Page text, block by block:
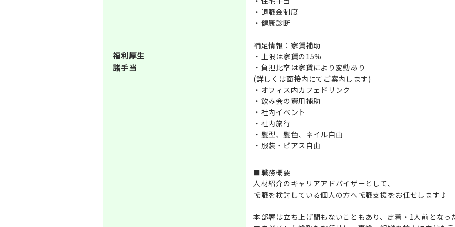
福利厚生
諸手当
・退職金制度
・健康診断
補足情報：家賃補助
・上限は家賃の15%
・負担比率は家賃により変動あり
(詳しくは面接内にてご案内します)
・オフィス内カフェドリンク
・飲み会の費用補助
・社内イベント
・社内旅行
・髪型、髪色、ネイル自由
・服装・ピアス自由
■職務概要
人材紹介のキャリアアドバイザーとして、
転職を検討している個人の方へ転職支援をお任せします♪
本部署は立ち上げ間もないこともあり、定着・1人前となっ